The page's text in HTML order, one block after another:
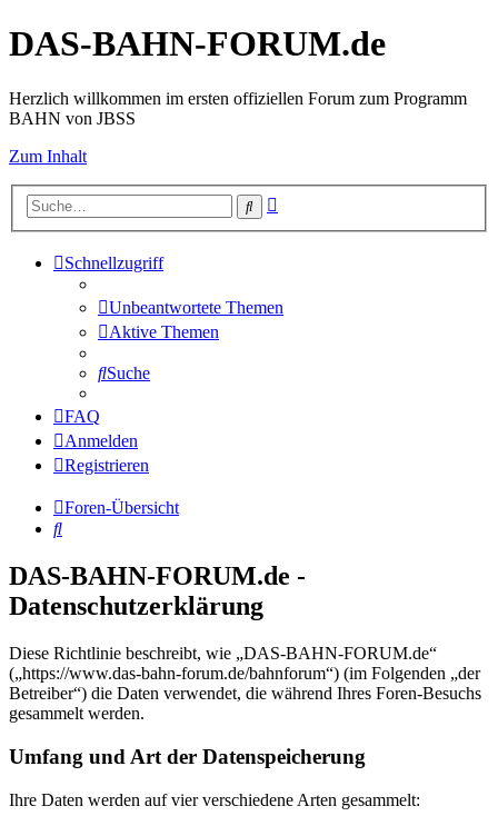
DAS-BAHN-FORUM.de
Herzlich willkommen im ersten offiziellen Forum zum Programm
BAHN von JBSS
Zum Inhalt
Suche
Schnellzugriff
Unbeantwortete Themen
Aktive Themen
Suche
FAQ
Anmelden
Registrieren
Foren-Übersicht
Suche
DAS-BAHN-FORUM.de -
Datenschutzerklärung
Diese Richtlinie beschreibt, wie „DAS-BAHN-FORUM.de“
(„https://www.das-bahn-forum.de/bahnforum“) (im Folgenden „der
Betreiber“) die Daten verwendet, die während Ihres Foren-Besuchs
gesammelt werden.
Umfang und Art der Datenspeicherung
Ihre Daten werden auf vier verschiedene Arten gesammelt: